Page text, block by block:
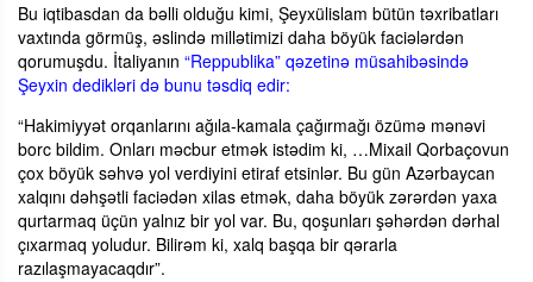
Bu iqtibasdan da bəlli olduğu kimi, Şeyxülislam bütün təxribatları
vaxtında görmüş, əslində millətimizi daha böyük faciələrdən
qorumuşdu. İtaliyanın “Reppublika” qəzetinə müsahibəsində
Şeyxin dedikləri də bunu təsdiq edir:
“Hakimiyyət orqanlarını ağıla-kamala çağırmağı özümə mənəvi
borc bildim. Onları məcbur etmək istədim ki, …Mixail Qorbaçovun
çox böyük səhvə yol verdiyini etiraf etsinlər. Bu gün Azərbaycan
xalqını dəhşətli faciədən xilas etmək, daha böyük zərərdən yaxa
qurtarmaq üçün yalnız bir yol var. Bu, qoşunları şəhərdən dərhal
çıxarmaq yoludur. Bilirəm ki, xalq başqa bir qərarla
razılaşmayacaqdır”.